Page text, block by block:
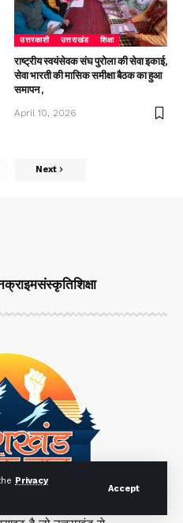
Privacy
Accept
उत्तरकाशी उत्तराखंड शिक्षा
राष्ट्रीय स्वयंसेवक संघ पुरोला की सेवा इकाई,
सेवा भारती की मासिक समीक्षा बैठक का हुआ
समापन ,
April 10, 2026
Next
क्राइमसंस्कृतिशिक्षा